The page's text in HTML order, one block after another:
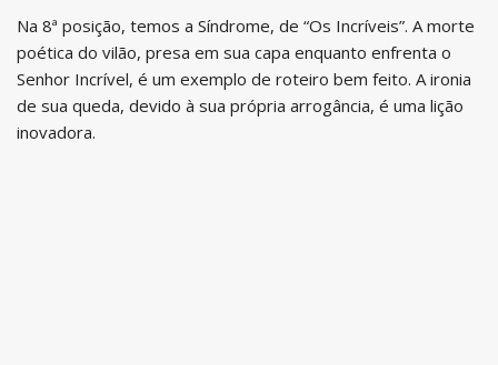
Na 8ª posição, temos a Síndrome, de “Os Incríveis”. A morte
poética do vilão, presa em sua capa enquanto enfrenta o
Senhor Incrível, é um exemplo de roteiro bem feito. A ironia
de sua queda, devido à sua própria arrogância, é uma lição
inovadora.